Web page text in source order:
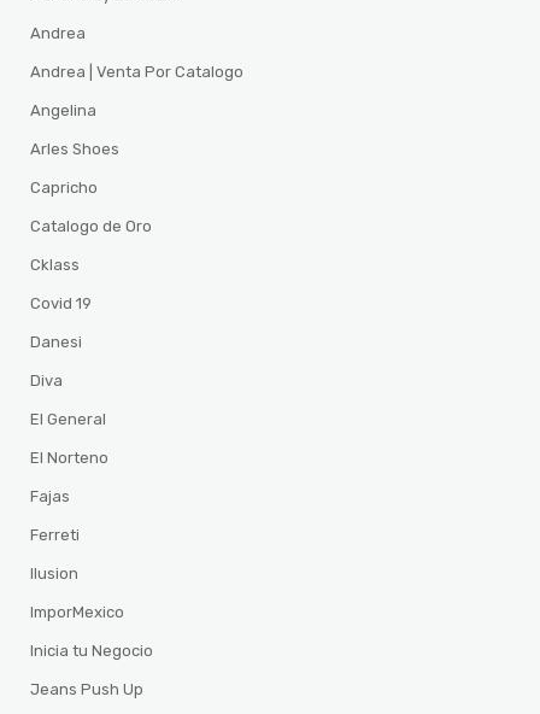
Andrea
Andrea | Venta Por Catalogo
Angelina
Arles Shoes
Capricho
Catalogo de Oro
Cklass
Covid 19
Danesi
Diva
El General
El Norteno
Fajas
Ferreti
Ilusion
ImporMexico
Inicia tu Negocio
Jeans Push Up